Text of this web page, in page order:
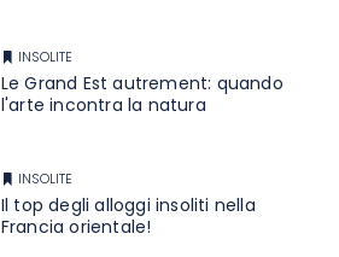
INSOLITE
Le Grand Est autrement: quando
l'arte incontra la natura
INSOLITE
Il top degli alloggi insoliti nella
Francia orientale!